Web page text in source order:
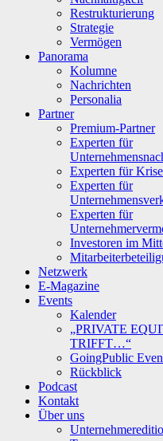
Restrukturierung
Strategie
Vermögen
Panorama
Kolumne
Nachrichten
Personalia
Partner
Premium-Partner
Experten für
Experten für
Experten für
Experten für
Investoren im
Netzwerk
E-Magazine
Events
Kalender
„PRIVATE
TRIFFT…“
GoingPublic
Rückblick
Podcast
Kontakt
Über uns